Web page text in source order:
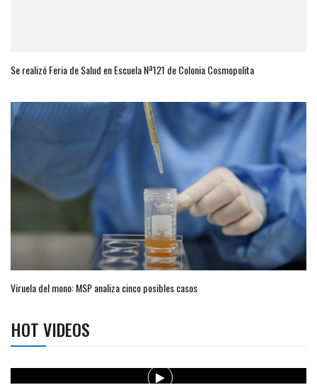
Se realizó Feria de Salud en Escuela Nª121 de Colonia Cosmopolita
Viruela del mono: MSP analiza cinco posibles casos
HOT VIDEOS